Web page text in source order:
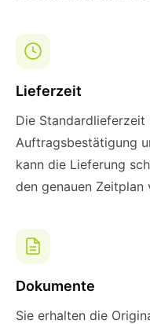
Lieferzeit
Die Standardlieferzeit
Auftragsbestätigung
kann die Lieferung
den genauen Zeitplan
Dokumente
Sie erhalten die